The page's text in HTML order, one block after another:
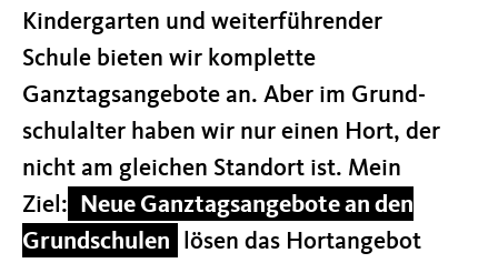
Kindergarten und weiter­führen­der
Schule bieten wir komplette
Ganztagsangebote an. Aber im Grund­
schul­alter haben wir nur einen Hort, der
nicht am gleichen Standort ist. Mein
Ziel:
Neue Ganz­­tags­an­ge­bote an den
Grund­­schulen
lösen das Hortangebot